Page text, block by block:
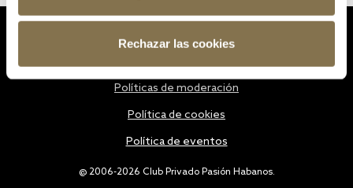
Rechazar las cookies
@ 2006-2026 Club Privado Pasión Habanos.
Políticas de moderación
Política de cookies
Política de eventos